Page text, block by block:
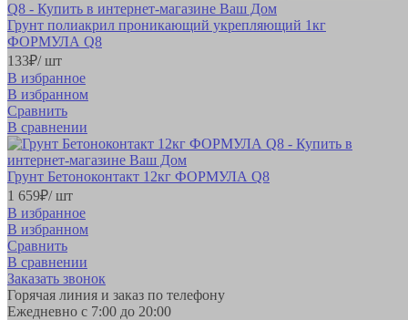
Грунт полиакрил проникающий укрепляющий 1кг
ФОРМУЛА Q8
133₽/ шт
В избранное
В избранном
Сравнить
В сравнении
Грунт Бетоноконтакт 12кг ФОРМУЛА Q8
1 659₽/ шт
В избранное
В избранном
Сравнить
В сравнении
Заказать звонок
Горячая линия и заказ по телефону
Ежедневно с 7:00 до 20:00